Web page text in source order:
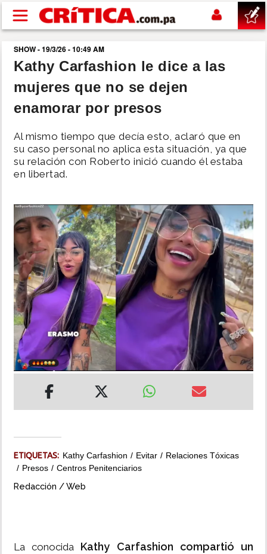
Pasar al contenido principal
buscar
SUCESOS
POLÍTICA
DEPORTES
MUNDO
INSÓLITAS
MULTIMEDIA
IMPRESO
SHOW - 19/3/26 - 10:49 AM
Kathy Carfashion le dice a las
mujeres que no se dejen
enamorar por presos
Al mismo tiempo que decía esto, aclaró que en
su caso personal no aplica esta situación, ya que
su relación con Roberto inició cuando él estaba
en libertad.
ETIQUETAS: Kathy Carfashion Evitar
Relaciones Tóxicas
Presos
Centros Penitenciarios
Redacción / Web
La conocida Kathy Carfashion compartió un